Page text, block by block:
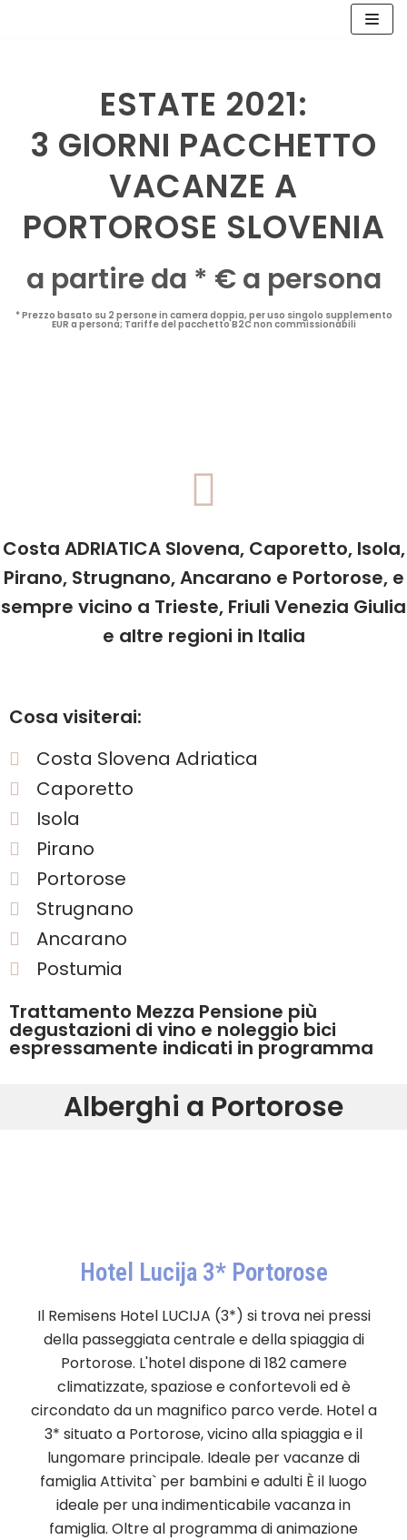
ESTATE 2021:
3 GIORNI PACCHETTO
VACANZE A
PORTOROSE SLOVENIA
a partire da * € a persona
* Prezzo basato su 2 persone in camera doppia, per uso singolo supplemento
EUR a persona; Tariffe del pacchetto B2C non commissionabili
Costa ADRIATICA Slovena, Caporetto, Isola,
Pirano, Strugnano, Ancarano e Portorose, e
sempre vicino a Trieste, Friuli Venezia Giulia
e altre regioni in Italia
Cosa visiterai:
Costa Slovena Adriatica
Caporetto
Isola
Pirano
Portorose
Strugnano
Ancarano
Postumia
Trattamento Mezza Pensione più
degustazioni di vino e noleggio bici
espressamente indicati in programma
Alberghi a Portorose
Hotel Lucija 3* Portorose
Il Remisens Hotel LUCIJA (3*) si trova nei pressi
della passeggiata centrale e della spiaggia di
Portorose. L'hotel dispone di 182 camere
climatizzate, spaziose e confortevoli ed è
circondato da un magnifico parco verde. Hotel a
3* situato a Portorose, vicino alla spiaggia e il
lungomare principale. Ideale per vacanze di
famiglia Attivita` per bambini e adulti È il luogo
ideale per una indimenticabile vacanza in
famiglia. Oltre al programma di animazione